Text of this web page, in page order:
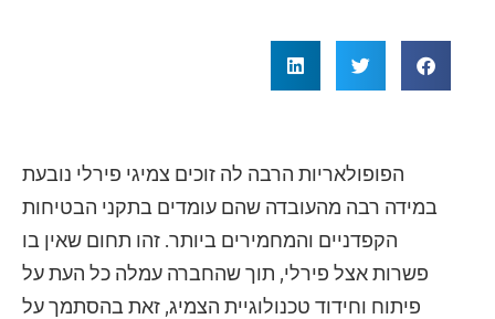
הפופולאריות הרבה לה זוכים צמיגי פירלי נובעת
במידה רבה מהעובדה שהם עומדים בתקני הבטיחות
הקפדניים והמחמירים ביותר. זהו תחום שאין בו
פשרות אצל פירלי, תוך שהחברה עמלה כל העת על
פיתוח וחידוד טכנולוגיית הצמיג, זאת בהסתמך על